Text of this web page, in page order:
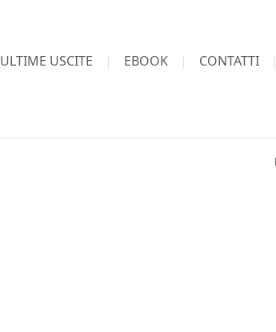
ULTIME USCITE EBOOK CONTATTI